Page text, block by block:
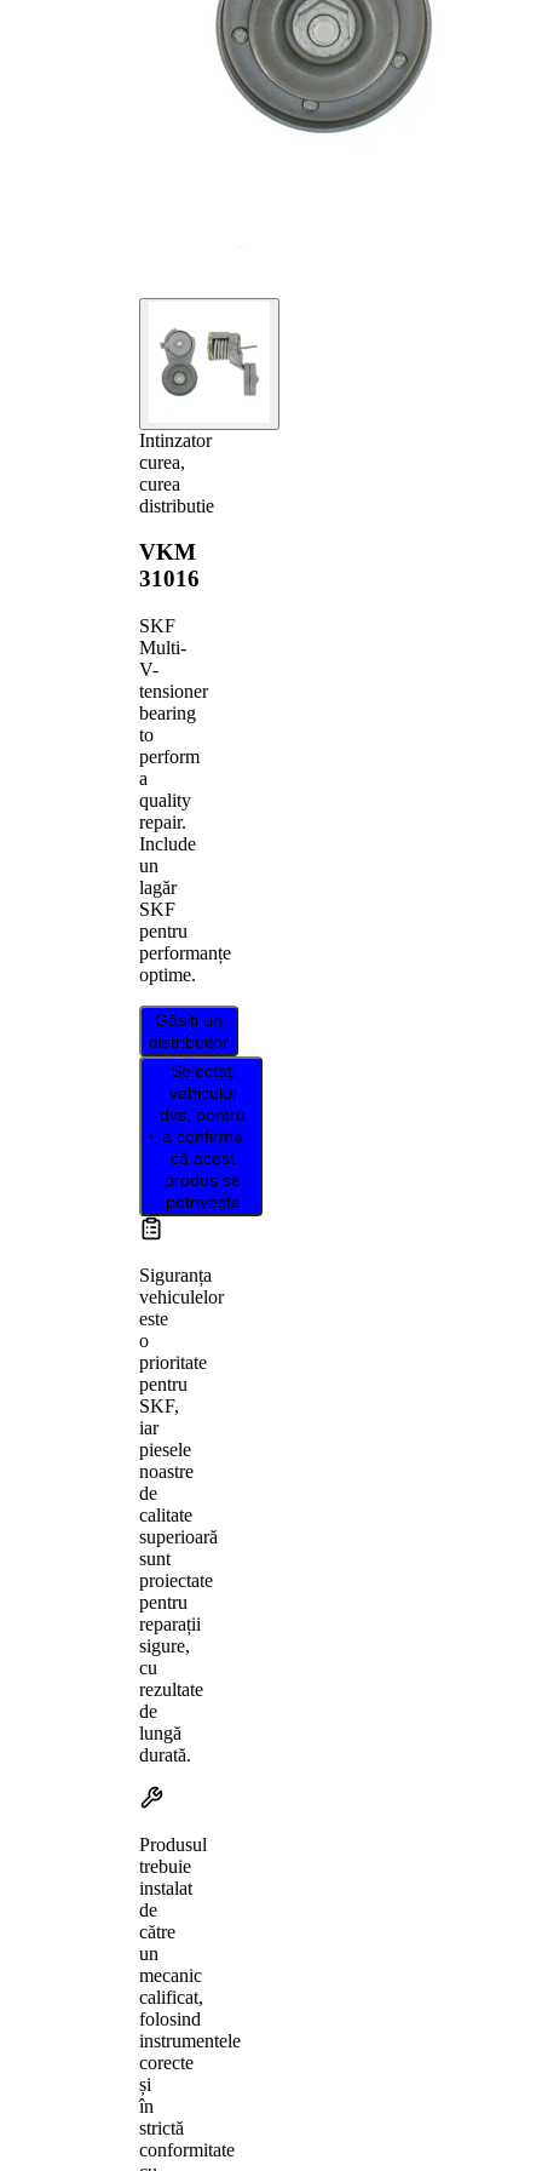
Intinzator
curea,
curea
distributie
VKM
31016
SKF
Multi-
V-
tensioner
bearing
to
perform
a
quality
repair.
Include
un
lagăr
SKF
pentru
performanțe
optime.
Găsiți un
distribuitor
Selectați
vehiculul
dvs. pentru
a confirma
că acest
produs se
potrivește
Siguranța
vehiculelor
este
o
prioritate
pentru
SKF,
iar
piesele
noastre
de
calitate
superioară
sunt
proiectate
pentru
reparații
sigure,
cu
rezultate
de
lungă
durată.
Produsul
trebuie
instalat
de
către
un
mecanic
calificat,
folosind
instrumentele
corecte
și
în
strictă
conformitate